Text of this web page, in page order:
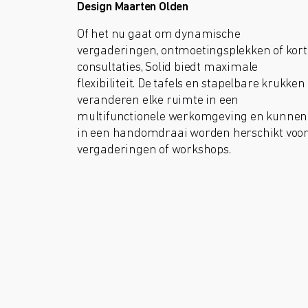
Design Maarten Olden
Of het nu gaat om dynamische
vergaderingen, ontmoetingsplekken of
consultaties, Solid biedt maximale
flexibiliteit. De tafels en stapelbare krukken
veranderen elke ruimte in een
multifunctionele werkomgeving en kunnen
in een handomdraai worden herschikt voor
vergaderingen of workshops.